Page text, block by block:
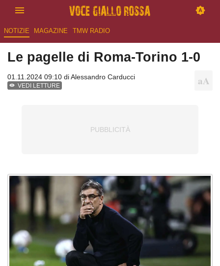
NOTIZIE MAGAZINE TMW RADIO
Le pagelle di Roma-Torino 1-0
01.11.2024 09:10 diAlessandro Carducci
VEDI LETTURE